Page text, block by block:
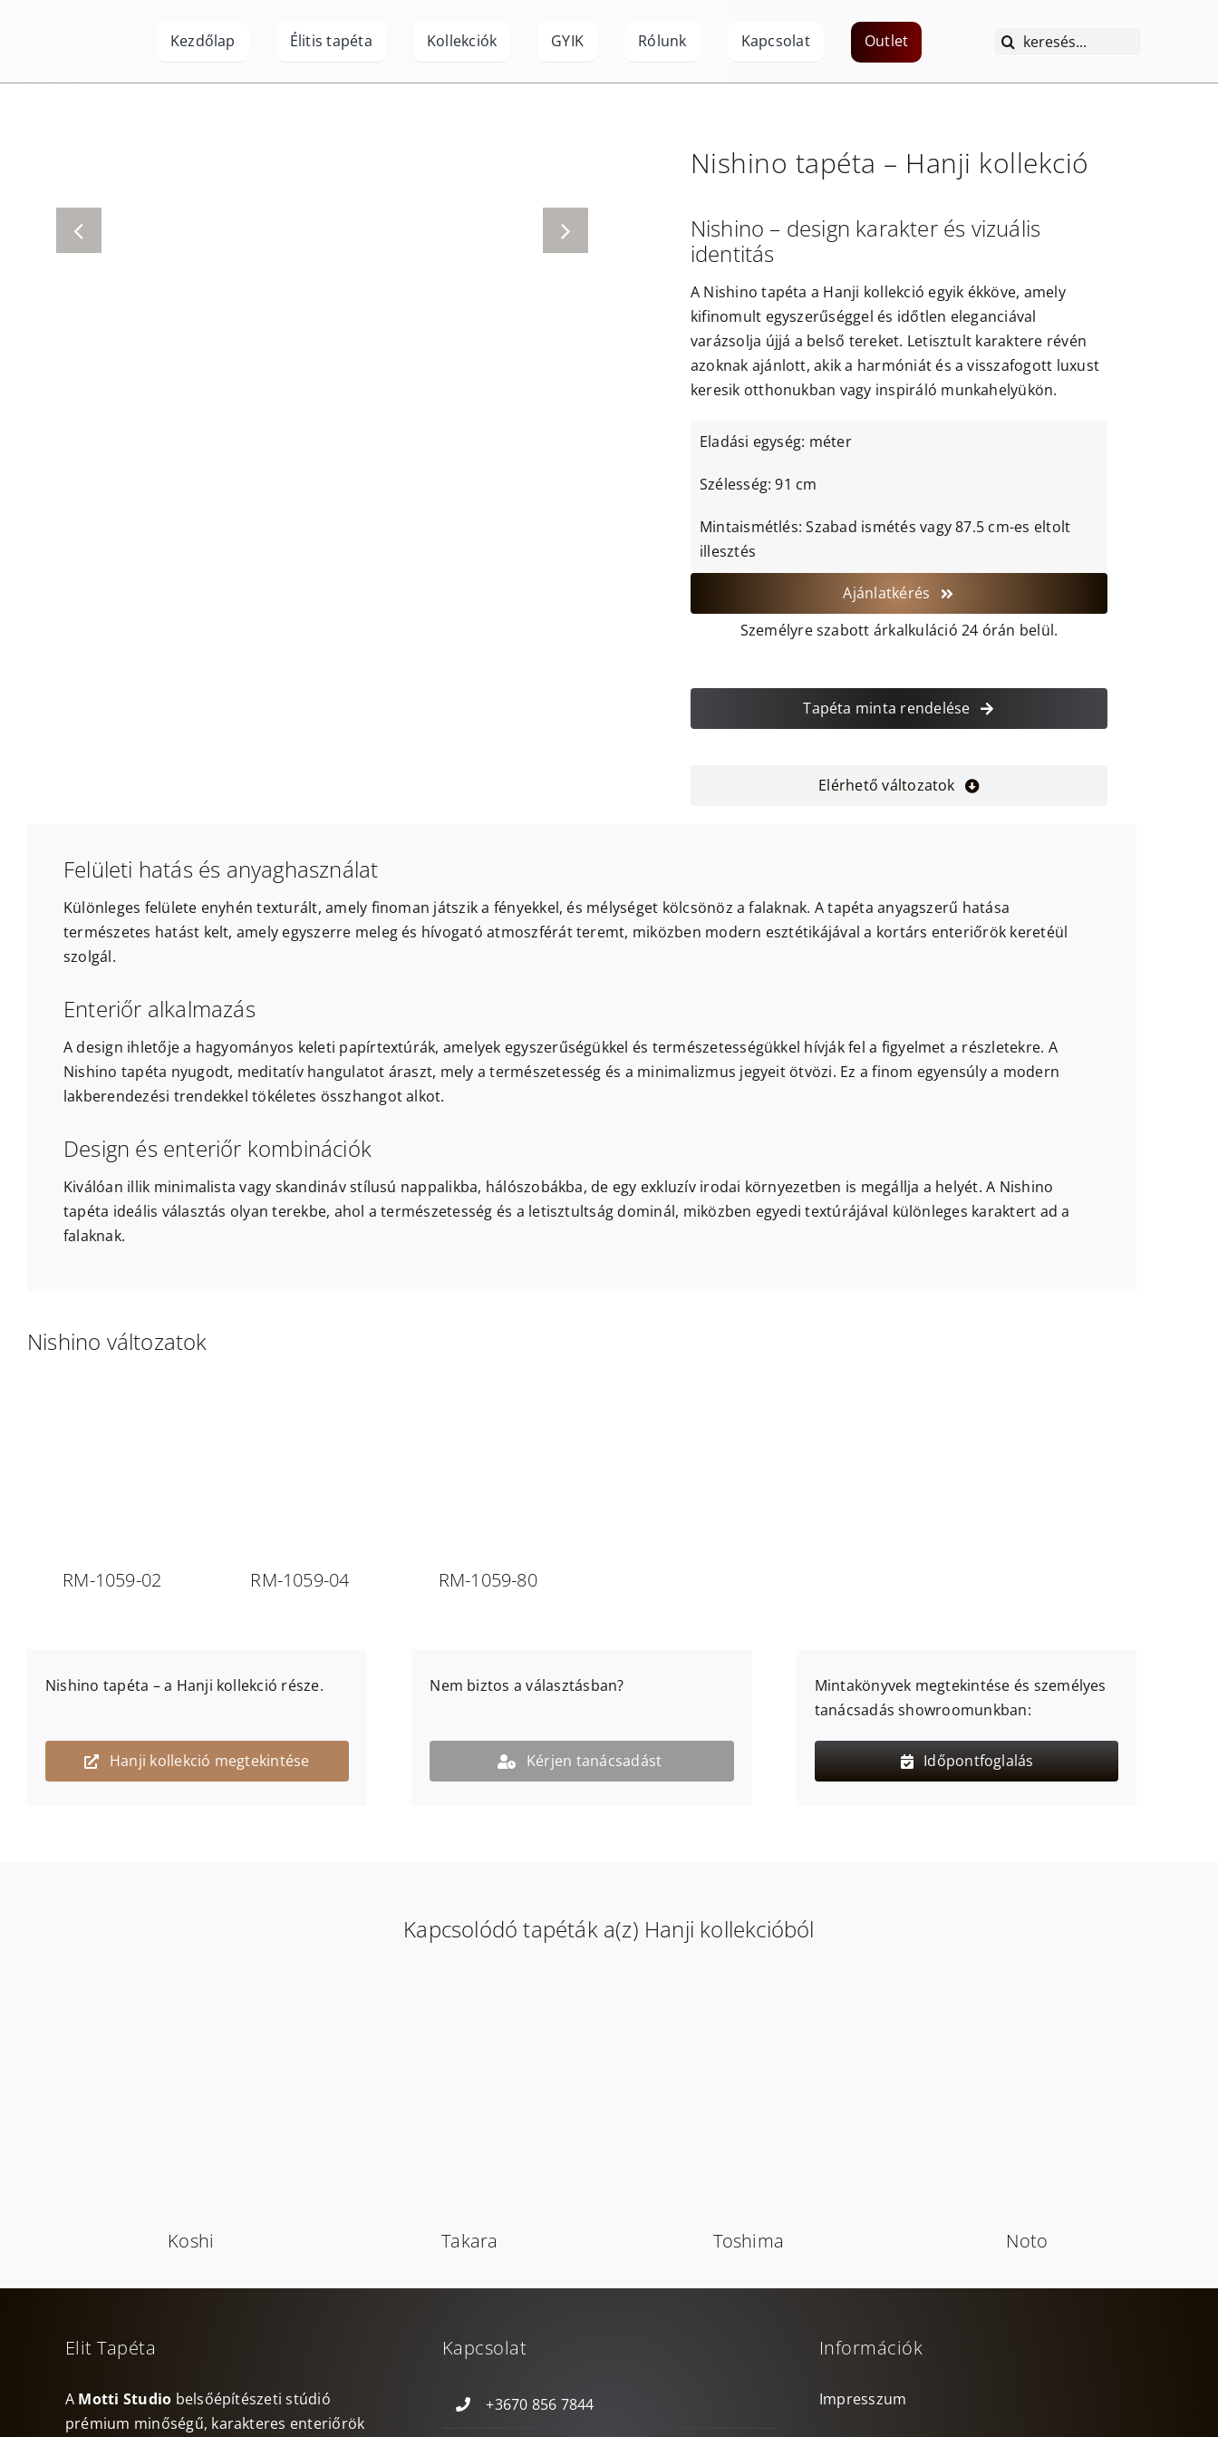
Kezdőlap
Élitis tapéta Kollekciók GYIK Rólunk Kapcsolat Outlet Keresés...
Nishino tapéta – Hanji kollekció
Nishino – design karakter és vizuális
identitás
A Nishino tapéta a Hanji kollekció egyik ékköve, amely
kifinomult egyszerűséggel és időtlen eleganciával
varázsolja újjá a belső tereket. Letisztult karaktere révén
azoknak ajánlott, akik a harmóniát és a visszafogott luxust
keresik otthonukban vagy inspiráló munkahelyükön.
Eladási egység: méter
Szélesség: 91 cm
Mintaismétlés: Szabad ismétés vagy 87.5 cm-es eltolt
illesztés
Ajánlatkérés
Személyre szabott árkalkuláció 24 órán belül.
Tapéta minta rendelése
Elérhető változatok
Felületi hatás és anyaghasználat
Különleges felülete enyhén texturált, amely finoman játszik a fényekkel, és mélységet kölcsönöz a falaknak. A tapéta anyagszerű hatása
természetes hatást kelt, amely egyszerre meleg és hívogató atmoszférát teremt, miközben modern esztétikájával a kortárs enteriőrök keretéül
szolgál.
Enteriőr alkalmazás
A design ihletője a hagyományos keleti papírtextúrák, amelyek egyszerűségükkel és természetességükkel hívják fel a figyelmet a részletekre. A
Nishino tapéta nyugodt, meditatív hangulatot áraszt, mely a természetesség és a minimalizmus jegyeit ötvözi. Ez a finom egyensúly a modern
lakberendezési trendekkel tökéletes összhangot alkot.
Design és enteriőr kombinációk
Kiválóan illik minimalista vagy skandináv stílusú nappalikba, hálószobákba, de egy exkluzív irodai környezetben is megállja a helyét. A Nishino
tapéta ideális választás olyan terekbe, ahol a természetesség és a letisztultság dominál, miközben egyedi textúrájával különleges karaktert ad a
falaknak.
Nishino változatok
RM-1059-02 RM-1059-04 RM-1059-80
Nishino tapéta – a Hanji kollekció része.
Hanji kollekció megtekintése
Nem biztos a választásban?
Kérjen tanácsadást
Mintakönyvek megtekintése és személyes
tanácsadás showroomunkban:
Időpontfoglalás
Kapcsolódó tapéták a(z) Hanji kollekcióból
Koshi Takara Toshima Noto
Elit Tapéta
A Motti Studio belsőépítészeti stúdió
prémium minőségű, karakteres enteriőrök
Kapcsolat
+3670 856 7844
Információk
Impresszum